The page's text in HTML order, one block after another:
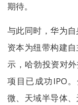
期待。
与此同时，华为
资本为纽带构建
示，哈勃投资对
项目已成功IPO
微、天域半导体